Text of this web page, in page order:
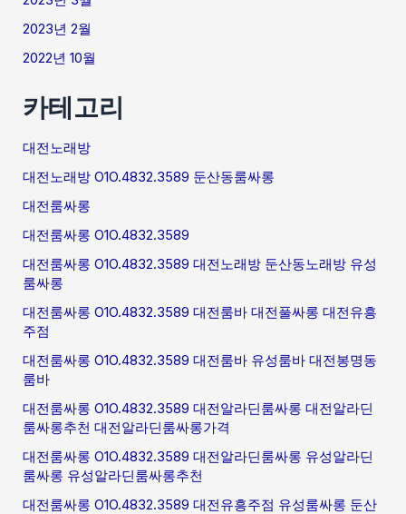
2023년 2월
2022년 10월
카테고리
대전노래방
대전노래방 O1O.4832.3589 둔산동룸싸롱
대전룸싸롱
대전룸싸롱 O1O.4832.3589
대전룸싸롱 O1O.4832.3589 대전노래방 둔산동노래방 유성
룸싸롱
대전룸싸롱 O1O.4832.3589 대전룸바 대전풀싸롱 대전유흥
주점
대전룸싸롱 O1O.4832.3589 대전룸바 유성룸바 대전봉명동
룸바
대전룸싸롱 O1O.4832.3589 대전알라딘룸싸롱 대전알라딘
룸싸롱추천 대전알라딘룸싸롱가격
대전룸싸롱 O1O.4832.3589 대전알라딘룸싸롱 유성알라딘
룸싸롱 유성알라딘룸싸롱추천
대전룸싸롱 O1O.4832.3589 대전유흥주점 유성룸싸롱 둔산